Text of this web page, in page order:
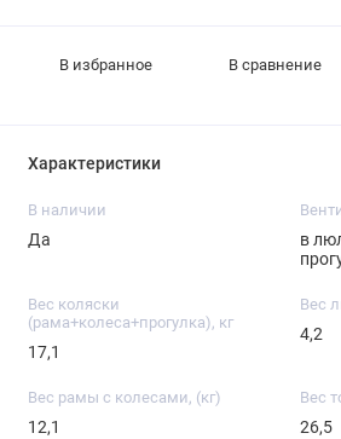
В избранное В сравнение
Характеристики
В наличии
Да
в
Вес коляски
(рама+колеса+прогулка), кг
17,1
Вес
4,2
Вес рамы с колесами, (кг)
12,1
Вес
26,5